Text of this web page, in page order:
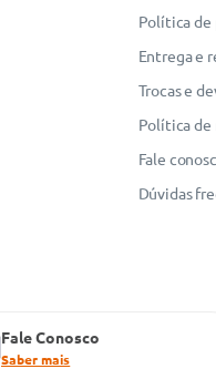
Política de
Entrega e
Trocas e
Política de
Fale
Dúvidas
Fale Conosco
Saber mais